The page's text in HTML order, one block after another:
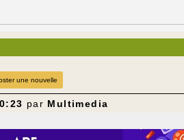
une nouvelle
par Multimedia